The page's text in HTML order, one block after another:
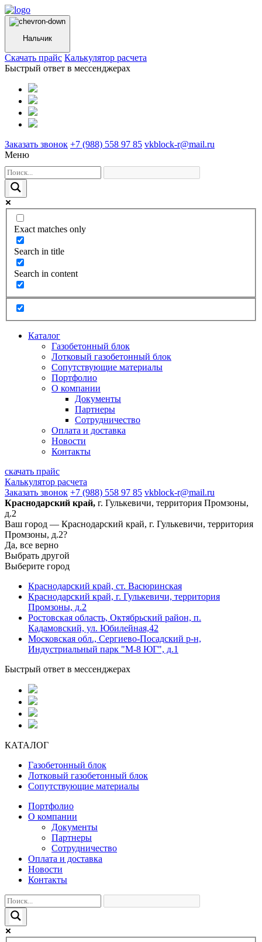
Нальчик
Cкачать прайс Калькулятор расчета
Быстрый ответ в мессенджерах
Заказать звонок +7 (988) 558 97 85 vkblock-r@mail.ru
Меню
Exact matches only
Search in title
Search in content
Каталог
Газобетонный блок
Лотковый газобетонный блок
Сопутствующие материалы
Портфолио
О компании
Документы
Партнеры
Сотрудничество
Оплата и доставка
Новости
Контакты
скачать прайс
Калькулятор расчета
Заказать звонок +7 (988) 558 97 85 vkblock-r@mail.ru
Краснодарский край, г. Гулькевичи, территория Промзоны,
д.2
Ваш город — Краснодарский край, г. Гулькевичи, территория
Промзоны, д.2?
Да, все верно
Выбрать другой
Выберите город
Краснодарский край, ст. Васюринская
Краснодарский край, г. Гулькевичи, территория
Промзоны, д.2
Ростовская область, Октябрьский район, п.
Кадамовский, ул. Юбилейная,42
Московская обл., Сергиево-Посадский р-н,
Индустриальный парк "М-8 ЮГ", д.1
Быстрый ответ в мессенджерах
КАТАЛОГ
Газобетонный блок
Лотковый газобетонный блок
Сопутствующие материалы
Портфолио
О компании
Документы
Партнеры
Сотрудничество
Оплата и доставка
Новости
Контакты